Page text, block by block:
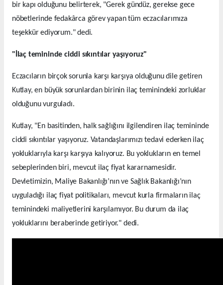
bir kapı olduğunu belirterek, "Gerek gündüz, gerekse gece
nöbetlerinde fedakârca görev yapan tüm eczacılarımıza
teşekkür ediyorum." dedi.
"İlaç temininde ciddi sıkıntılar yaşıyoruz"
Eczacıların birçok sorunla karşı karşıya olduğunu dile getiren
Kutlay, en büyük sorunlardan birinin ilaç teminindeki zorluklar
olduğunu vurguladı.
Kutlay, "En basitinden, halk sağlığını ilgilendiren ilaç temininde
ciddi sıkıntılar yaşıyoruz. Vatandaşlarımızı tedavi ederken ilaç
yokluklarıyla karşı karşıya kalıyoruz. Bu yoklukların en temel
sebeplerinden biri, mevcut ilaç fiyat kararnamesidir.
Devletimizin, Maliye Bakanlığı’nın ve Sağlık Bakanlığı’nın
uyguladığı ilaç fiyat politikaları, mevcut kurla firmaların ilaç
teminindeki maliyetlerini karşılamıyor. Bu durum da ilaç
yokluklarını beraberinde getiriyor." dedi.